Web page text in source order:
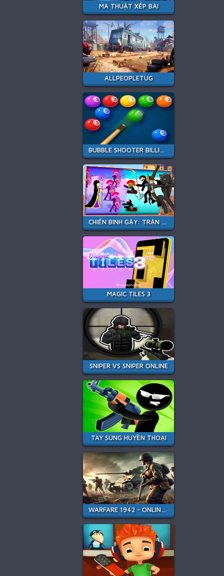
MA THUẬT XẾP BÀI
ALLPEOPLETUG
BUBBLE SHOOTER BILLIARD POOL
CHIẾN BINH GẬY: TRẬN CHIẾN MỚI
MAGIC TILES 3
SNIPER VS SNIPER ONLINE
TAY SÚNG HUYỀN THOẠI
WARFARE 1942 - ONLINE SHOOTER